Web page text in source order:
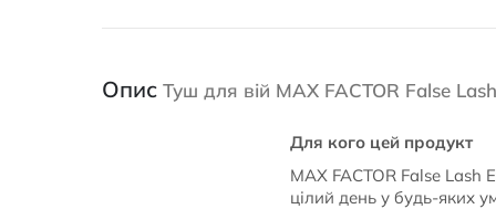
Опис Туш для вій MAX FACTOR False
Для кого цей продукт
MAX FACTOR False Lash
цілий день у будь-яких